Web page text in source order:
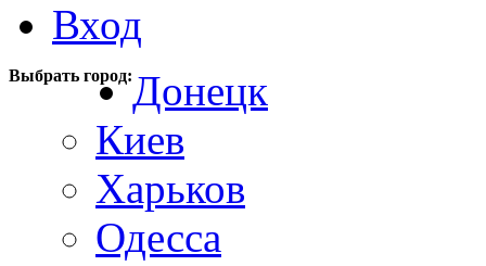
Вход
Выбрать город:Донецк
Киев
Харьков
Одесса